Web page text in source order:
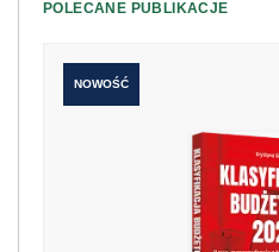
POLECANE PUBLIKACJE
NOWOŚĆ